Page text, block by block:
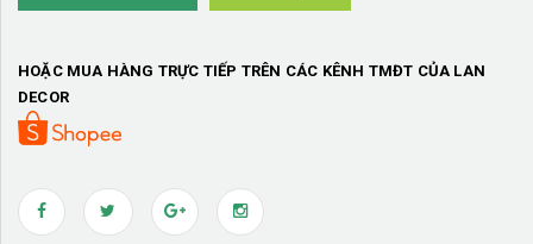
HOẶC MUA HÀNG TRỰC TIẾP TRÊN CÁC KÊNH TMĐT CỦA LAN
DECOR